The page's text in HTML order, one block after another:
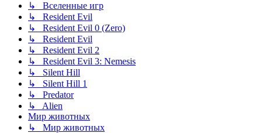
↳ Вселенные игр
↳ Resident Evil
↳ Resident Evil 0 (Zero)
↳ Resident Evil
↳ Resident Evil 2
↳ Resident Evil 3: Nemesis
↳ Silent Hill
↳ Silent Hill 1
↳ Predator
↳ Alien
Мир животных
↳ Мир животных